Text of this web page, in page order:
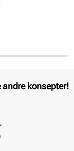
andre konsepter!